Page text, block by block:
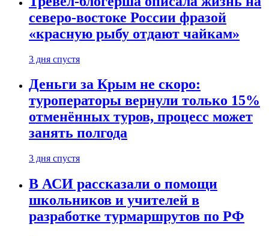
северо-востоке России фразой
«красную рыбу отдают чайкам»
3 дня спустя
Деньги за Крым не скоро:
туроператоры вернули только 15%
отменённых туров, процесс может
занять полгода
3 дня спустя
В АСИ рассказали о помощи
школьников и учителей в
разработке турмаршрутов по РФ